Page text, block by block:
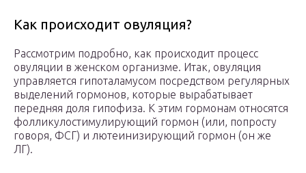
Как происходит овуляция?
Рассмотрим подробно, как происходит процесс
овуляции в женском организме. Итак, овуляция
управляется гипоталамусом посредством регулярных
выделений гормонов, которые вырабатывает
передняя доля гипофиза. К этим гормонам относятся
фолликулостимулирующий гормон (или, попросту
говоря, ФСГ) и лютеинизирующий гормон (он же
ЛГ).